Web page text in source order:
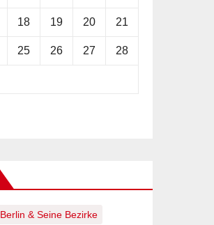
18 19 20 21
25 26 27 28
Berlin & Seine Bezirke